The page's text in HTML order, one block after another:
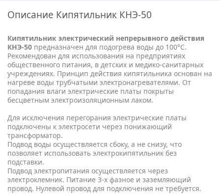
Описание Кипятильник КНЭ-50
Кипятильник электрический непрерывного действия
КНЭ-50 предназначен для подогрева воды до 100°С.
Рекомендован для использования на предприятиях
общественного питания, в детских и медико-санитарных
учреждениях. Принцип действия кипятильника основан на
нагреве воды трубчатыми электронагревателями. От
попадания влаги электрические платы покрыты
бесцветным электроизоляционным лаком.
Для исключения перегорания электрические платы
подключены к электросети через понижающий
трансформатор.
Подвод воды осуществляется сбоку, а не снизу, что
позволяет использовать электрокипятильник без
подставки.
Подвод электропитания осуществляется через
электроклемник. Питание 3-х фазное и заземляющий
провод. Нулевой провод для подключения не требуется.